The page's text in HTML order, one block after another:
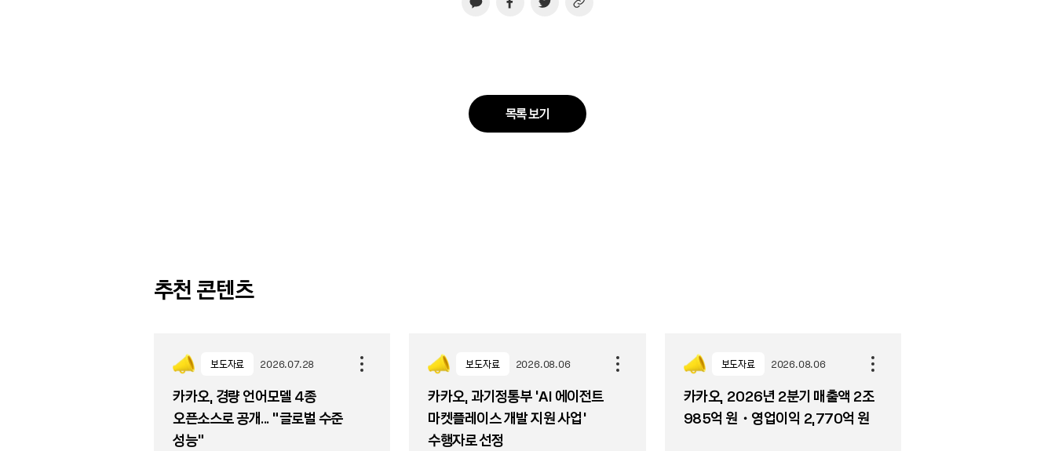
목록 보기
추천 콘텐츠
보도자료 2026.07.28
카카오, 경량 언어모델 4종
오픈소스로 공개... “글로벌 수준
성능”
보도자료 2026.08.06
카카오, 과기정통부 ‘AI 에이전트
마켓플레이스 개발 지원 사업’
수행자로 선정
보도자료 2026.08.06
카카오, 2026년 2분기 매출액 2조
985억 원・영업이익 2,770억 원